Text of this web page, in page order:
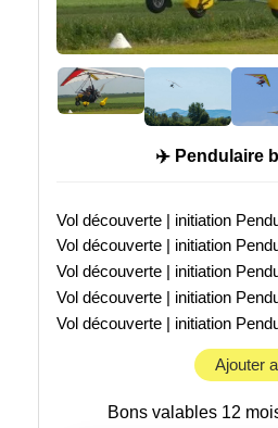
✈️ Pendulaire
Vol découverte | initiation
Vol découverte | initiation
Vol découverte | initiation
Vol découverte | initiation
Vol découverte | initiation
Ajouter
Bons valables 12